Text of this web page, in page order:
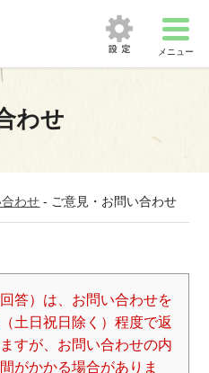
メニュー
わせ
わせ - ご意見・お問い合わせ
答）は、お問い合わせを
土日祝日除く）程度で返
すが、お問い合わせの内
がかかる場合がありま